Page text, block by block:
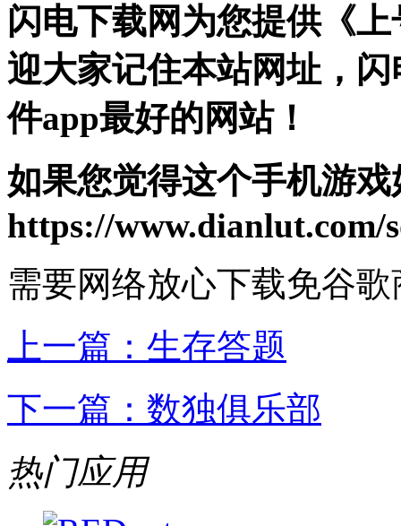
闪电下载网为您提供《
迎大家记住本站网址，
件app最好的网站！
如果您觉得这个手机游
https://www.dianlut.com/
需要网络放心下载免谷歌
上一篇： 生存答题
下一篇： 数独俱乐部
热门应用